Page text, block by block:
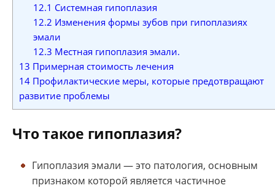
12.1 Системная гипоплазия
12.2 Изменения формы зубов при гипоплазиях
эмали
12.3 Местная гипоплазия эмали.
13 Примерная стоимость лечения
14 Профилактические меры, которые предотвращают
развитие проблемы
Что такое гипоплазия?
Гипоплазия эмали — это патология, основным
признаком которой является частичное